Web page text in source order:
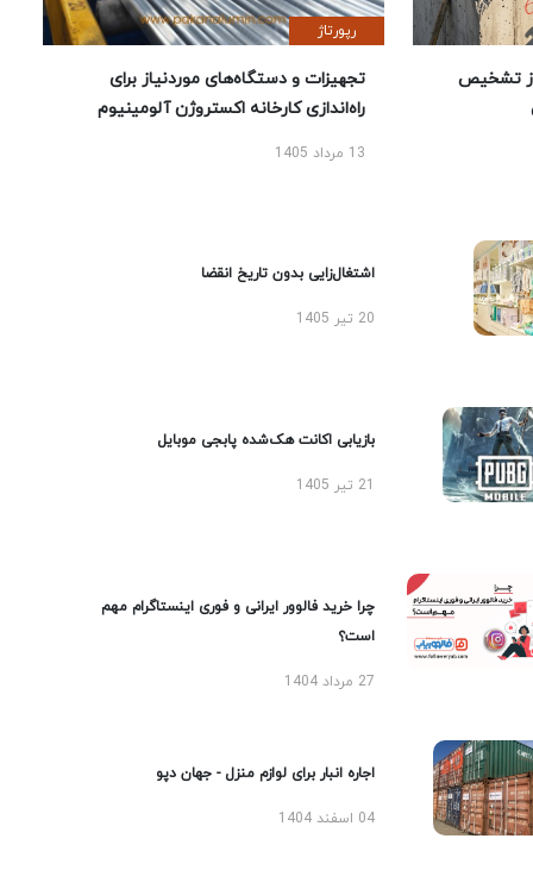
تشخیص
رپورتاژ
تجهیزات و دستگاه‌های موردنیاز برای
راه‌اندازی کارخانه اکستروژن آلومینیوم
13 مرداد 1405
اشتغال‌زایی بدون تاریخ انقضا
20 تیر 1405
بازیابی اکانت هک‌شده پابجی موبایل
چرا خرید فالوور ایرانی و فوری اینستاگرام مهم
است؟
27 مرداد 1404
اجاره انبار برای لوازم منزل - جهان دپو
04 اسفند 1404